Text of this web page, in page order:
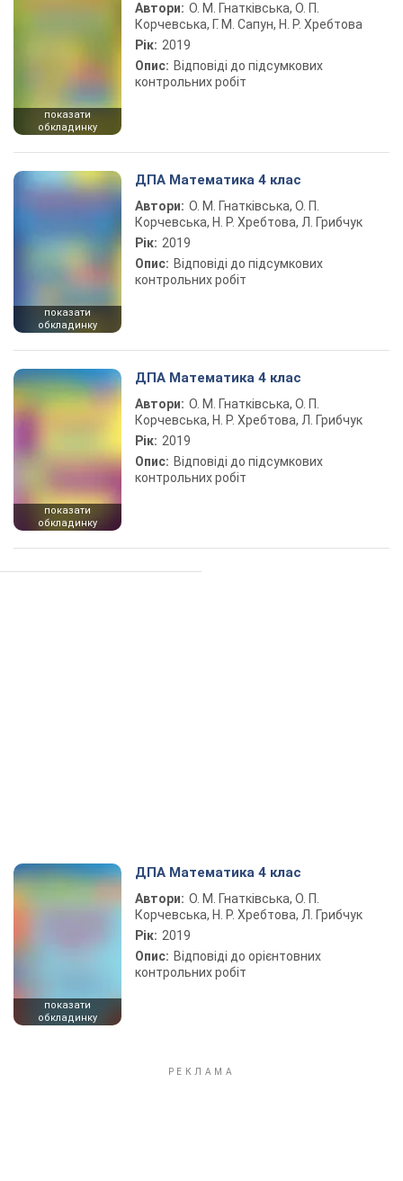
показати
обкладинку
Автори: О. М. Гнатківська, О. П.
Корчевська, Г. М. Сапун, Н. Р. Хребтова
Рік: 2019
Опис: Відповіді до підсумкових
контрольних робіт
показати
обкладинку
ДПА Математика 4 клас
Автори: О. М. Гнатківська, О. П.
Корчевська, Н. Р. Хребтова, Л. Грибчук
Рік: 2019
Опис: Відповіді до підсумкових
контрольних робіт
показати
обкладинку
ДПА Математика 4 клас
Автори: О. М. Гнатківська, О. П.
Корчевська, Н. Р. Хребтова, Л. Грибчук
Рік: 2019
Опис: Відповіді до підсумкових
контрольних робіт
показати
обкладинку
ДПА Математика 4 клас
Автори: О. М. Гнатківська, О. П.
Корчевська, Н. Р. Хребтова, Л. Грибчук
Рік: 2019
Опис: Відповіді до орієнтовних
контрольних робіт